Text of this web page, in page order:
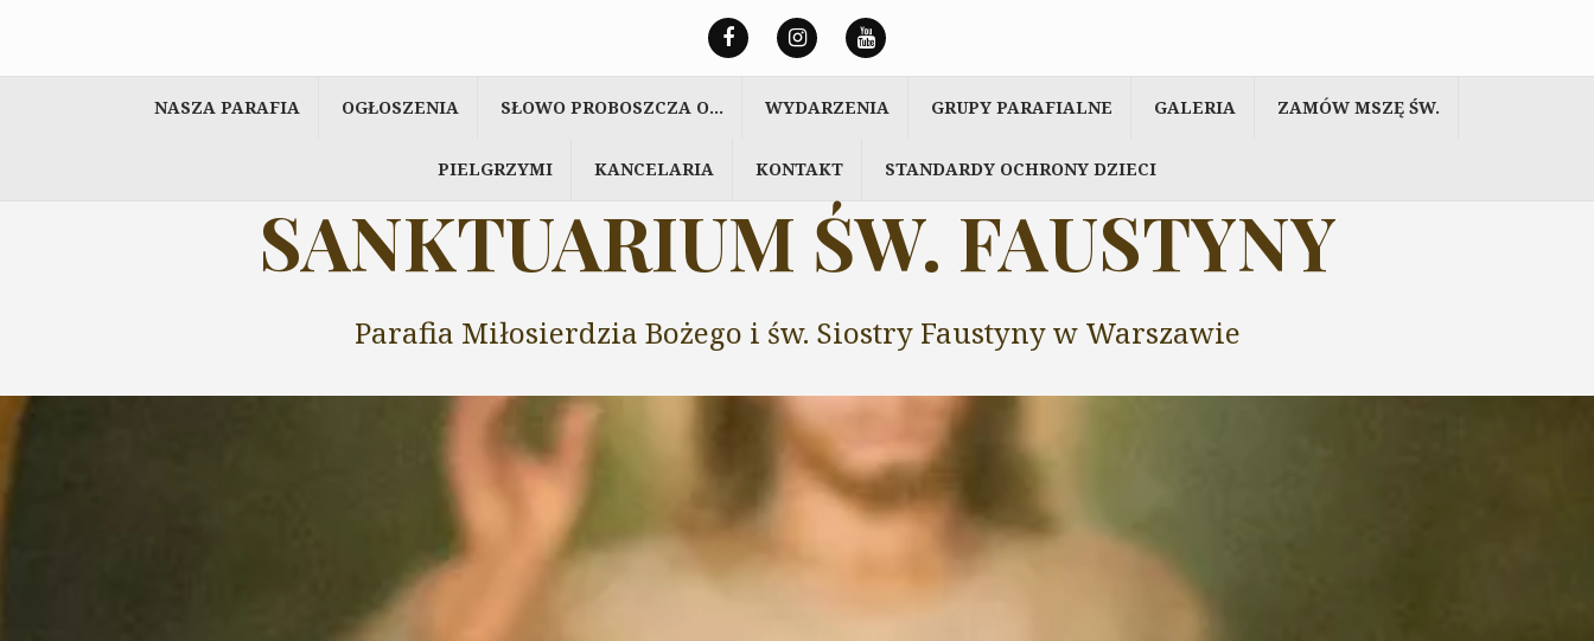
treści
NASZA PARAFIA OGŁOSZENIA SŁOWO PROBOSZCZA O… WYDARZENIA GRUPY PARAFIALNE GALERIA ZAMÓW MSZĘ ŚW.
PIELGRZYMI KANCELARIA KONTAKT STANDARDY OCHRONY DZIECI
SANKTUARIUM ŚW. FAUSTYNY
Parafia Miłosierdzia Bożego i św. Siostry Faustyny w Warszawie